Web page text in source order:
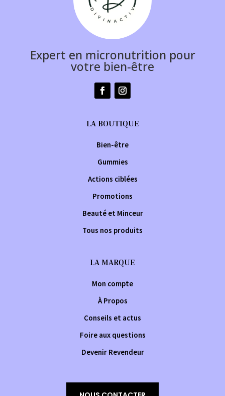
Expert en micronutrition pour
votre bien-être
LA BOUTIQUE
Bien-être
Gummies
Actions ciblées
Promotions
Beauté et Minceur
Tous nos produits
LA MARQUE
Mon compte
À Propos
Conseils et actus
Foire aux questions
Devenir Revendeur